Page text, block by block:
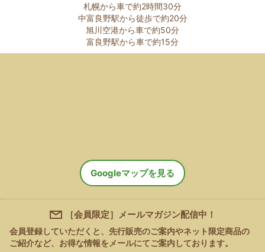
Googleマップを見る
札幌から車で約2時間30分
中富良野駅から徒歩で約20分
旭川空港から車で約50分
富良野駅から車で約15分
［会員限定］メールマガジン配信中！
会員登録していただくと、先行販売のご案内やネット限定商品の
ご紹介など、 お得な情報をメールにてご案内しております。